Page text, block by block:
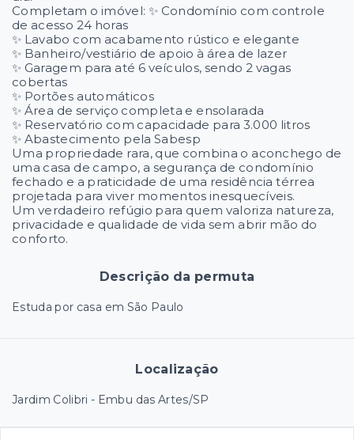
Completam o imóvel: ✨ Condomínio com controle
de acesso 24 horas
✨ Lavabo com acabamento rústico e elegante
✨ Banheiro/vestiário de apoio à área de lazer
✨ Garagem para até 6 veículos, sendo 2 vagas
cobertas
✨ Portões automáticos
✨ Área de serviço completa e ensolarada
✨ Reservatório com capacidade para 3.000 litros
✨ Abastecimento pela Sabesp
Uma propriedade rara, que combina o aconchego de
uma casa de campo, a segurança de condomínio
fechado e a praticidade de uma residência térrea
projetada para viver momentos inesquecíveis.
Um verdadeiro refúgio para quem valoriza natureza,
privacidade e qualidade de vida sem abrir mão do
conforto.
Descrição da permuta
Estuda por casa em São Paulo
Localização
Jardim Colibri - Embu das Artes/SP